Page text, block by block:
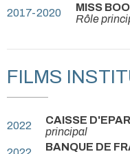
2017-2020
MISS
Rôle
FILMS
2022 CAISSE
principal
BANQUE DE